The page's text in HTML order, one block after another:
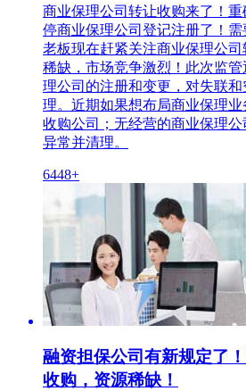
商业保理公司转让收购来了！
停商业保理公司登记注册了！
老板现在赶紧关注商业保理公
稀缺，市场竞争激烈！此次监
理公司的注册和变更，对失联
理。近期如果想布局商业保理
收购公司；无经营的商业保理
异常并清理。
6448+
融资担保公司有新规定了
收购，资源稀缺！